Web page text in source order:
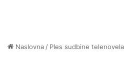
Naslovna / Ples sudbine telenovela